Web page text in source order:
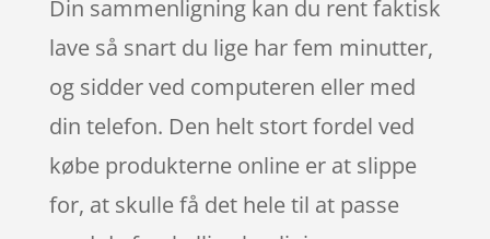
Din sammenligning kan du rent faktisk
lave så snart du lige har fem minutter,
og sidder ved computeren eller med
din telefon. Den helt stort fordel ved
købe produkterne online er at slippe
for, at skulle få det hele til at passe